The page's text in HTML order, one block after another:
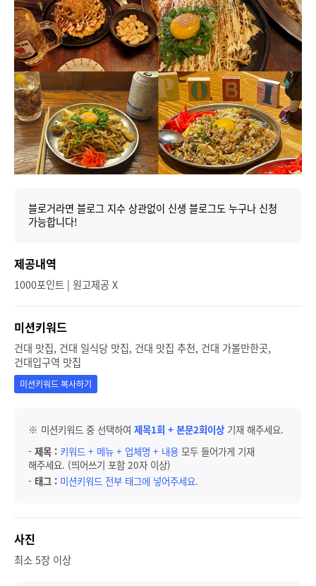
블로거라면 블로그 지수 상관없이 신생 블로그도 누구나 신청
가능합니다!
제공내역
1000포인트 | 원고제공 X
미션키워드
건대 맛집, 건대 일식당 맛집, 건대 맛집 추천, 건대 가볼만한곳,
건대입구역 맛집
미션키워드 복사하기
※ 미션키워드 중 선택하여 제목1회 + 본문2회이상 기재 해주세요.
- 제목 : 키워드 + 메뉴 + 업체명 + 내용 모두 들어가게 기재
해주세요. (띄어쓰기 포함 20자 이상)
- 태그 : 미션키워드 전부 태그에 넣어주세요.
사진
최소 5장 이상